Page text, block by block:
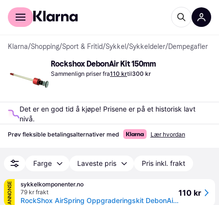
For kunder
Klarna/Shopping/Sport & Fritid/Sykkel /Sykkeldeler/Dempegafler
Rockshox DebonAir Kit 150mm
Sammenlign priser fra110 krtil300 kr
Det er en god tid å kjøpe! Prisene er på et historisk lavt
nivå.
Prøv fleksible betalingsalternativer med Lær hvordan
Farge Laveste pris Pris inkl. frakt
ANNONSE
sykkelkomponenter.no
79 kr frakt
RockShox AirSpring Oppgraderingskit DebonAir for Pike/Revelation
110 kr